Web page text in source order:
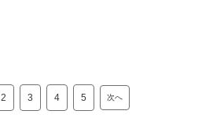
2 3 4 5 次へ